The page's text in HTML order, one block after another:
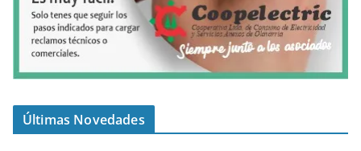
Últimas Novedades